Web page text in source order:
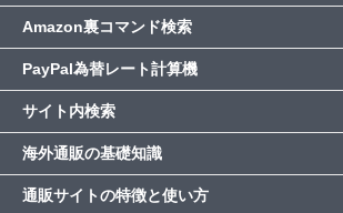
Amazon裏コマンド検索
PayPal為替レート計算機
サイト内検索
海外通販の基礎知識
通販サイトの特徴と使い方